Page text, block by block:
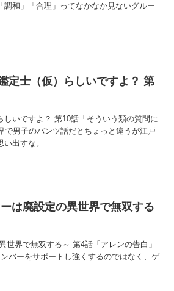
和」「合理」ってなかなか見ないグルー
定士（仮）らしいですよ？ 第
いですよ？ 第10話「そういう類の質問に
男子のパンツ話だとちょっと違うが江戸
出すな。
は廃設定の異世界で無双する
界で無双する～ 第4話「アレンの告白」
バーをサポートし強くするのではなく、ゲ